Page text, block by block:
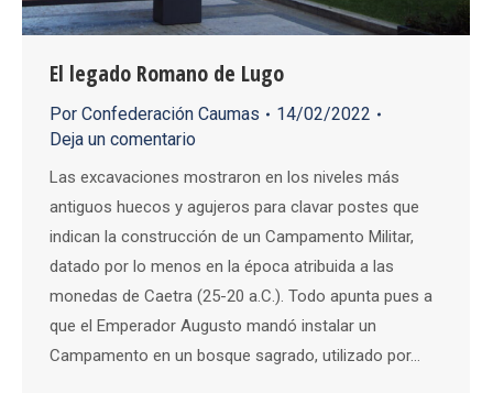
El legado Romano de Lugo
Por Confederación Caumas
14/02/2022
Deja un comentario
Las excavaciones mostraron en los niveles más
antiguos huecos y agujeros para clavar postes que
indican la construcción de un Campamento Militar,
datado por lo menos en la época atribuida a las
monedas de Caetra (25-20 a.C.). Todo apunta pues a
que el Emperador Augusto mandó instalar un
Campamento en un bosque sagrado, utilizado por…